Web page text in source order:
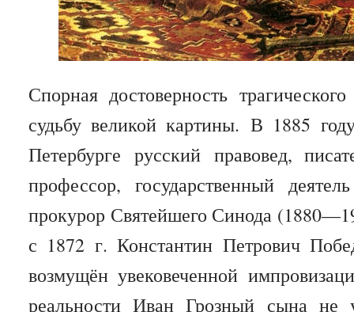
Спорная достоверность
судьбу великой картины. В 1885
Петербурге русский правовед,
профессор, государственный
прокурор Святейшего Синода
с 1872 г. Константин Петрович
возмущён увековеченной
реальности Иван Грозный сына не